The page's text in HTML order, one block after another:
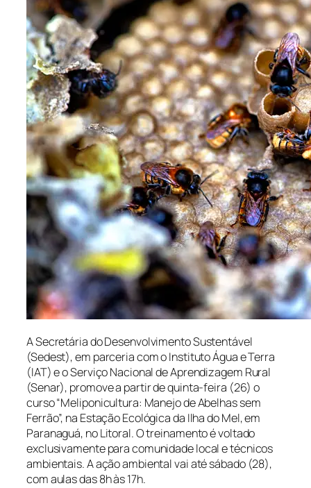
A Secretária do Desenvolvimento Sustentável
(Sedest), em parceria com o Instituto Água e Terra
(IAT) e o Serviço Nacional de Aprendizagem Rural
(Senar), promove a partir de quinta-feira (26) o
curso “Meliponicultura: Manejo de Abelhas sem
Ferrão”, na Estação Ecológica da Ilha do Mel, em
Paranaguá, no Litoral. O treinamento é voltado
exclusivamente para comunidade local e técnicos
ambientais. A ação ambiental vai até sábado (28),
com aulas das 8h às 17h.